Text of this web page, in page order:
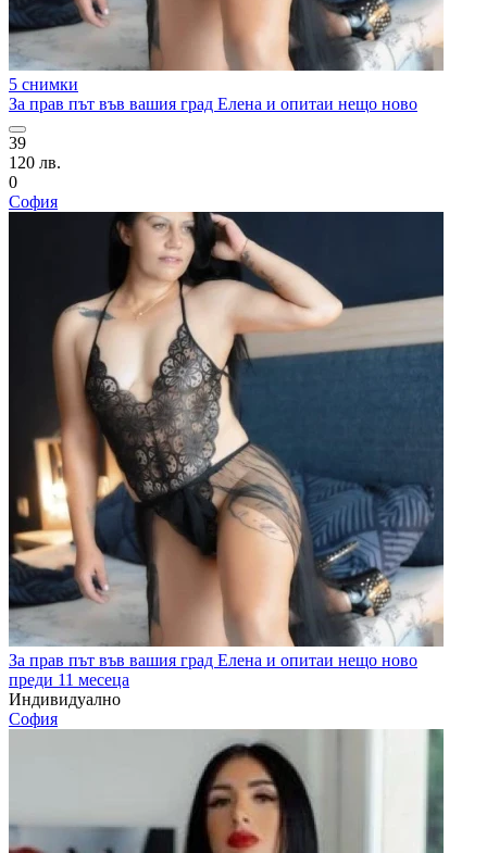
5 снимки
За прав път във вашия град Елена и опитаи нещо ново
39
120 лв.
0
София
За прав път във вашия град Елена и опитаи нещо ново
преди 11 месеца
Индивидуално
София